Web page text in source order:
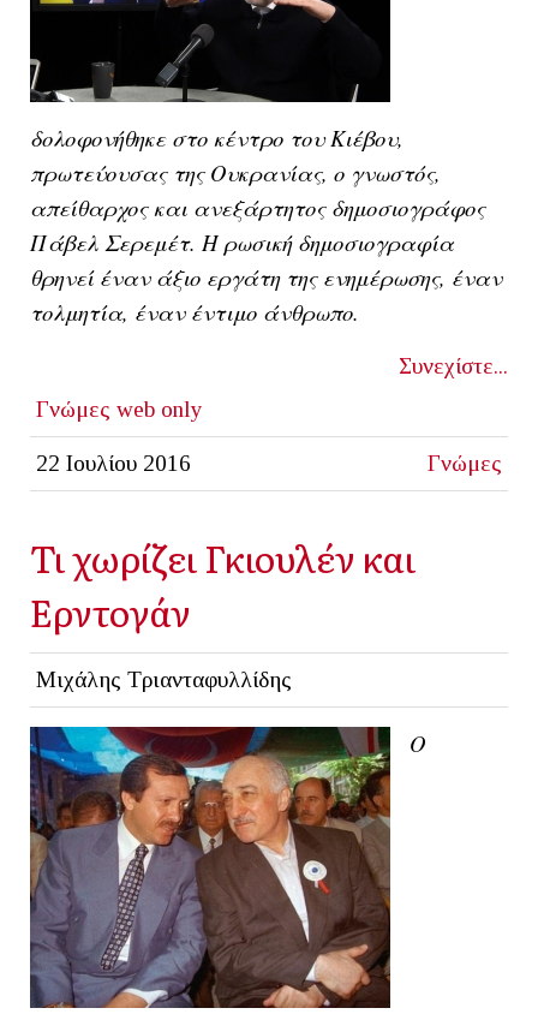
δολοφονήθηκε στο κέντρο του Κιέβου,
πρωτεύουσας της Ουκρανίας, ο γνωστός,
απείθαρχος και ανεξάρτητος δημοσιογράφος
Πάβελ Σερεμέτ. Η ρωσική δημοσιογραφία
θρηνεί έναν άξιο εργάτη της ενημέρωσης, έναν
τολμητία, έναν έντιμο άνθρωπο.
Συνεχίστε...
Γνώμες web only
22 Ιουλίου 2016 Γνώμες
Τι χωρίζει Γκιουλέν και
Ερντογάν
Μιχάλης Τριανταφυλλίδης
Ο